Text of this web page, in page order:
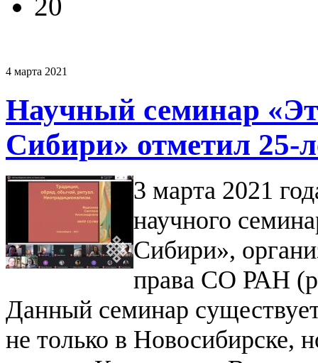
4 марта 2021
Научный семинар
Сибири» отметил 25-
3 марта 2021
научного
Сибири»,
права СО РАН
Данный семинар
не только в Новосибирске,